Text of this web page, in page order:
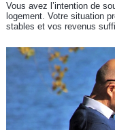
Vous avez l’intention de
logement. Votre situation
stables et vos revenus